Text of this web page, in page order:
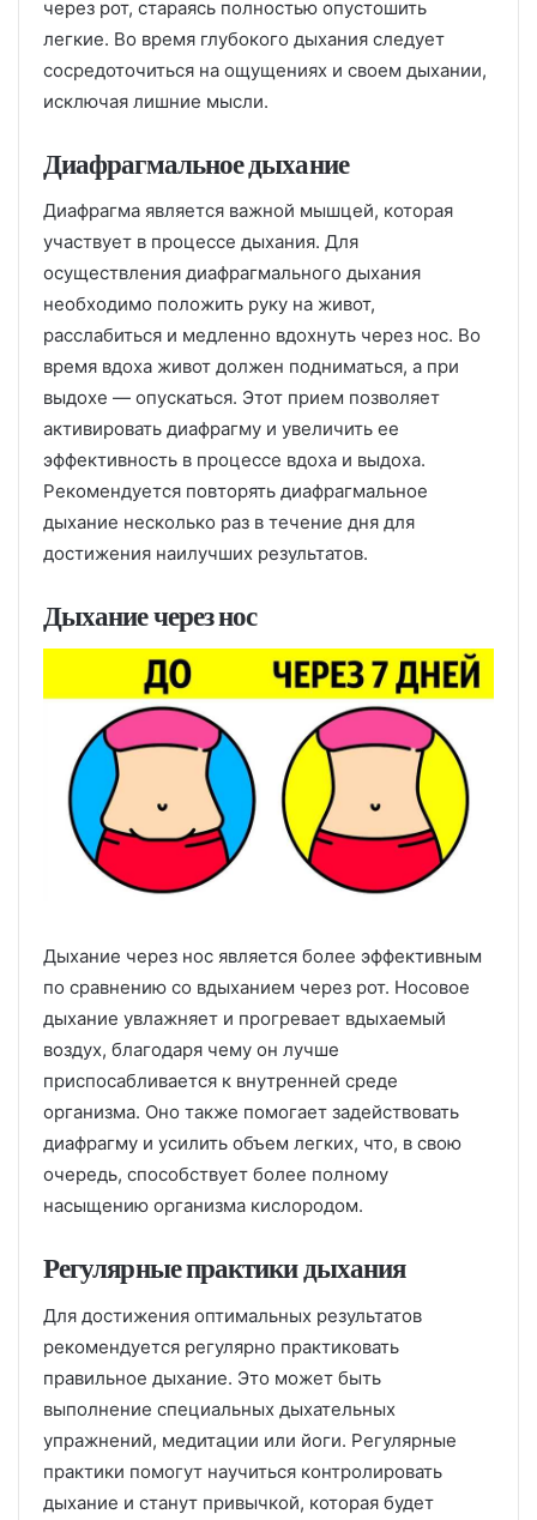
через рот, стараясь полностью опустошить
легкие. Во время глубокого дыхания следует
сосредоточиться на ощущениях и своем дыхании,
исключая лишние мысли.
Диафрагмальное дыхание
Диафрагма является важной мышцей, которая
участвует в процессе дыхания. Для
осуществления диафрагмального дыхания
необходимо положить руку на живот,
расслабиться и медленно вдохнуть через нос. Во
время вдоха живот должен подниматься, а при
выдохе — опускаться. Этот прием позволяет
активировать диафрагму и увеличить ее
эффективность в процессе вдоха и выдоха.
Рекомендуется повторять диафрагмальное
дыхание несколько раз в течение дня для
достижения наилучших результатов.
Дыхание через нос
Дыхание через нос является более эффективным
по сравнению со вдыханием через рот. Носовое
дыхание увлажняет и прогревает вдыхаемый
воздух, благодаря чему он лучше
приспосабливается к внутренней среде
организма. Оно также помогает задействовать
диафрагму и усилить объем легких, что, в свою
очередь, способствует более полному
насыщению организма кислородом.
Регулярные практики дыхания
Для достижения оптимальных результатов
рекомендуется регулярно практиковать
правильное дыхание. Это может быть
выполнение специальных дыхательных
упражнений, медитации или йоги. Регулярные
практики помогут научиться контролировать
дыхание и станут привычкой, которая будет